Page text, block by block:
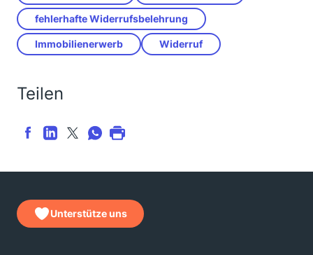
fehlerhafte Widerrufsbelehrung
Immobilienerwerb Widerruf
Teilen
Unterstütze uns